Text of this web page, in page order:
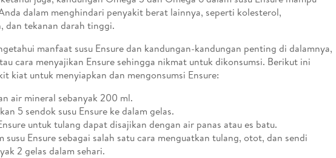
dalam menghindari penyakit berat lainnya, seperti kolesterol,
dan tekanan darah tinggi.
manfaat susu Ensure dan kandungan-kandungan penting di dalamnya,
cara menyajikan Ensure sehingga nikmat untuk dikonsumsi. Berikut ini
kiat untuk menyiapkan dan mengonsumsi Ensure:
air mineral sebanyak 200 ml.
5 sendok susu Ensure ke dalam gelas.
untuk tulang dapat disajikan dengan air panas atau es batu.
susu Ensure sebagai salah satu cara menguatkan tulang, otot, dan sendi
2 gelas dalam sehari.